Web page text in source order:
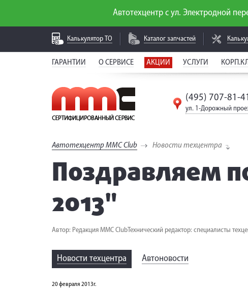
Автотехцентр с ул. Электродной
Калькулятор ТО Каталог запчастей
ГАРАНТИИ О СЕРВИСЕ АКЦИИ УСЛУГИ
(495) 707-81-41
ул. 1-Дорожный
Автотехцентр MMC Club Новости техцентра
Поздравляем
2013"
Автор: Редакция MMC ClubТехнический редактор: специалисты
Новости техцентра Автоновости
20 февраля 2013г.